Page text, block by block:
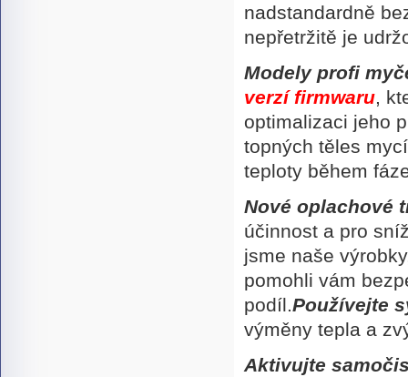
nadstandardně
nepřetržitě je
Modely profi
verzí firmwaru,
optimalizaci jeho
topných těles
teploty během
Nové oplachové
účinnost a pro
jsme naše
pomohli vám
podíl.Používejte
výměny tepla a
Aktivujte